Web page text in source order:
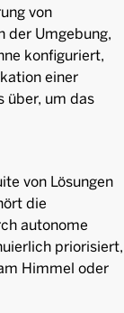
von
der Umgebung,
konfiguriert,
einer
über, um das
von Lösungen
die
autonome
priorisiert,
Himmel oder